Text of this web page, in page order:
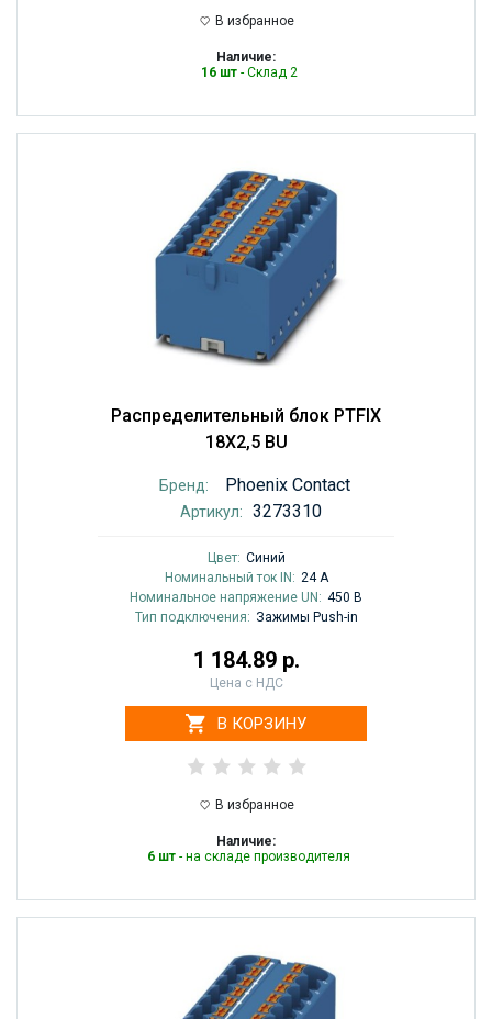
В избранное
Наличие:
16 шт- Склад 2
Распределительный блок PTFIX
18X2,5 BU
Бренд: Phoenix Contact
Артикул: 3273310
Цвет: Синий
Номинальный ток IN: 24 A
Номинальное напряжение UN: 450 В
Тип подключения: Зажимы Push-in
1 184.89 р.
Цена с НДС
В КОРЗИНУ
В избранное
Наличие:
6 шт - на складе производителя